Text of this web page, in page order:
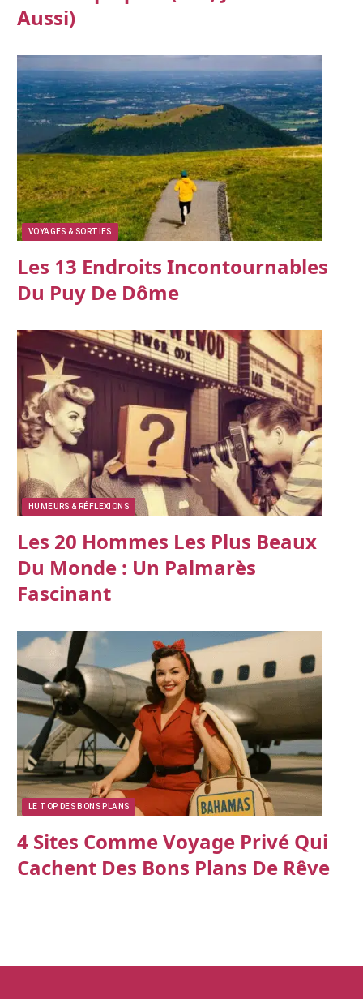
Aussi)
VOYAGES & SORTIES
Les 13 Endroits Incontournables
Du Puy De Dôme
HUMEURS & RÉFLEXIONS
Les 20 Hommes Les Plus Beaux
Du Monde : Un Palmarès
Fascinant
LE TOP DES BONS PLANS
4 Sites Comme Voyage Privé Qui
Cachent Des Bons Plans De Rêve